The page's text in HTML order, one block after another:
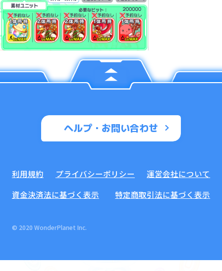
ヘルプ・お問い合わせ
利用規約 プライバシーポリシー
運営会社について
資金決済法に基づく表示
特定商取引法に基づく表示
© 2020 WonderPlanet Inc.